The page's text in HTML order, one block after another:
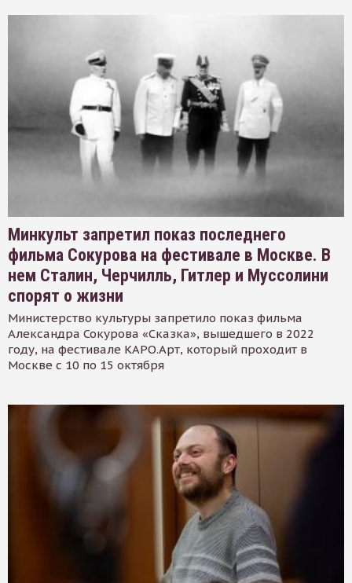
Минкульт запретил показ последнего
фильма Сокурова на фестивале в Москве. В
нем Сталин, Черчилль, Гитлер и Муссолини
спорят о жизни
Министерство культуры запретило показ фильма
Александра Сокурова «Сказка», вышедшего в 2022
году, на фестивале КАРО.Арт, который проходит в
Москве с 10 по 15 октября